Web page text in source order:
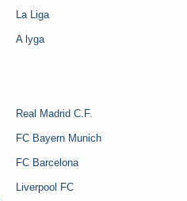
La Liga
A lyga
Real Madrid C.F.
FC Bayern Munich
FC Barcelona
Liverpool FC